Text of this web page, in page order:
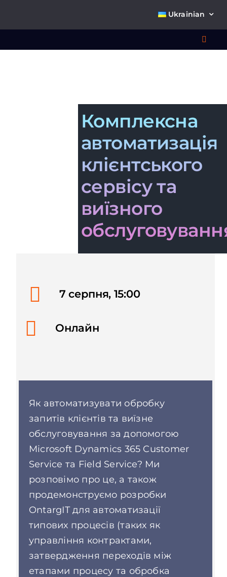
Ukrainian
Комплексна
автоматизація
клієнтського
сервісу та
виїзного
7 серпня, 15:00
Онлайн
Як автоматизувати обробку
запитів клієнтів та виїзне
обслуговування за допомогою
Microsoft Dynamics 365 Customer
Service та Field Service? Ми
розповімо про це, а також
продемонструємо розробки
OntargIT для автоматизації
типових процесів (таких як
управління контрактами,
затвердження переходів між
етапами процесу та обробка